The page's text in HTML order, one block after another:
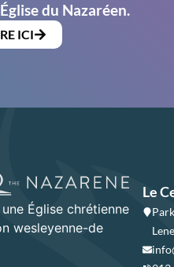
du Nazaréen.
ICI
Église chrétienne
wesleyenne-de
Le